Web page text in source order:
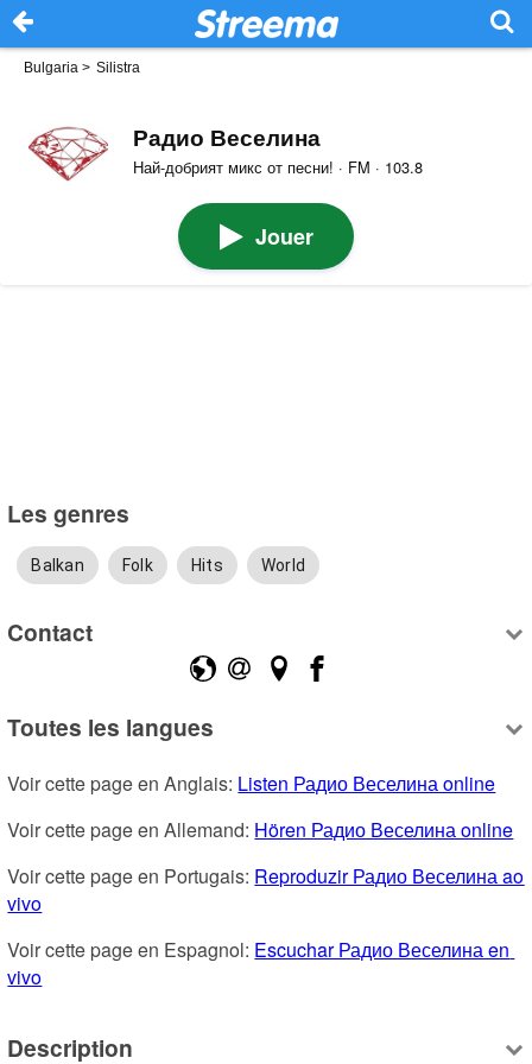
Bulgaria > Silistra
Радио Веселина
Най-добрият микс от песни! · FM · 103.8
Jouer
Les genres
Balkan Folk Hits World
Contact
Toutes les langues
Voir cette page en Anglais: Listen Радио Веселина online
Voir cette page en Allemand: Hören Радио Веселина online
Voir cette page en Portugais: Reproduzir Радио Веселина ao
vivo
Voir cette page en Espagnol: Escuchar Радио Веселина en
vivo
Description